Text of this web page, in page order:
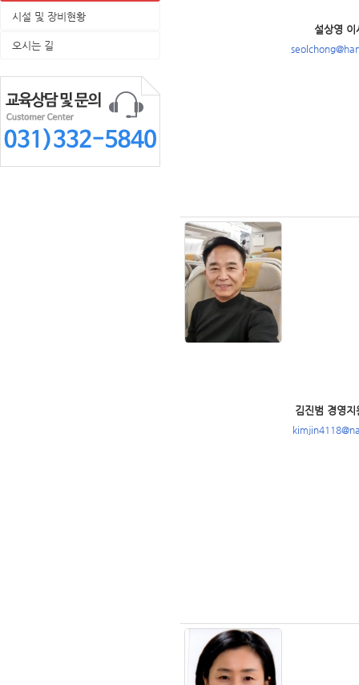
시설 및 장비현황
오시는 길
설상영 이
김진범 경영지